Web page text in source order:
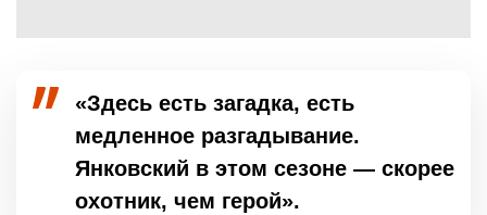
«Здесь есть загадка, есть
медленное разгадывание.
Янковский в этом сезоне — скорее
охотник, чем герой».